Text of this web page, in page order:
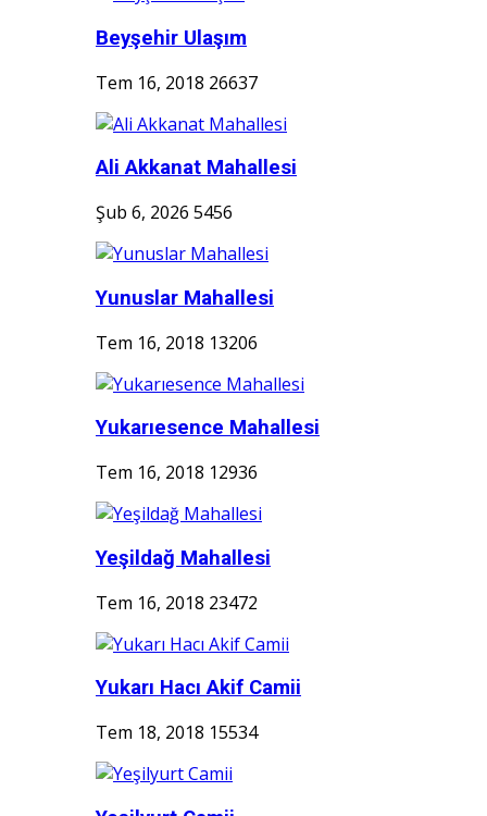
Beyşehir Ulaşım
Tem 16, 2018 26637
Ali Akkanat Mahallesi
Şub 6, 2026 5456
Yunuslar Mahallesi
Tem 16, 2018 13206
Yukarıesence Mahallesi
Tem 16, 2018 12936
Yeşildağ Mahallesi
Tem 16, 2018 23472
Yukarı Hacı Akif Camii
Tem 18, 2018 15534